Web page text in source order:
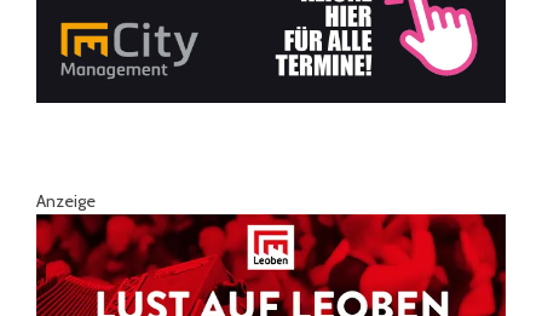
Anzeige